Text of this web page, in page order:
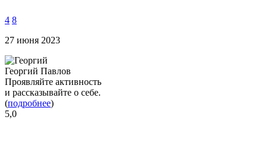
4 8
27 июня 2023
Георгий Павлов
Проявляйте активность
и рассказывайте о себе.
(подробнее)
5,0